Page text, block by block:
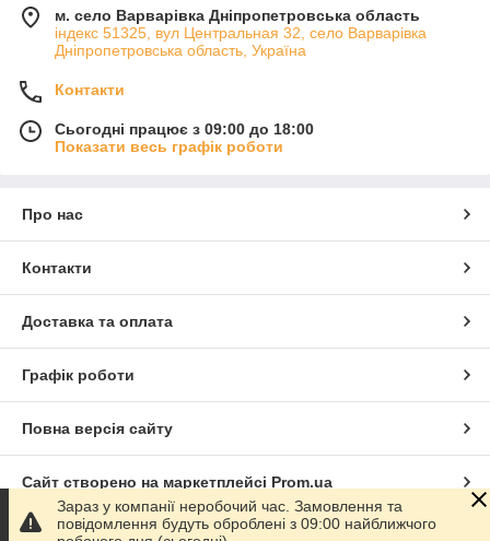
м. село Варварівка Дніпропетровська область
індекс 51325, вул Центральная 32, село Варварівка
Дніпропетровська область, Україна
Контакти
Сьогодні працює з 09:00 до 18:00
Показати весь графік роботи
Про нас
Контакти
Доставка та оплата
Графік роботи
Повна версія сайту
Сайт створено на маркетплейсі Prom.ua
Політика конфіденційності
Зараз у компанії неробочий час. Замовлення та
повідомлення будуть оброблені з 09:00 найближчого